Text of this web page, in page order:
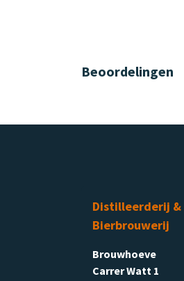
Beoordelingen
Distilleerderij &
Bierbrouwerij
Brouwhoeve
Carrer Watt 1